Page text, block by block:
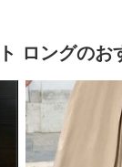
ロングのお